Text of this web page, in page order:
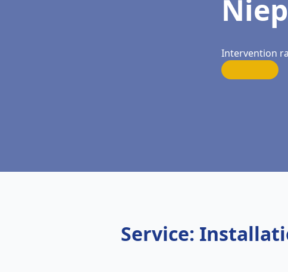
Intervention
Service: